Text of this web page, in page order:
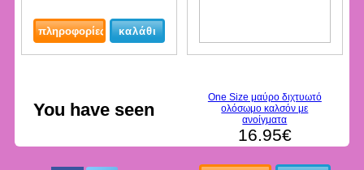
One Size μαύρο διχτυωτό
ολόσωμο καλσόν με
ανοίγματα
16.95€
You have seen